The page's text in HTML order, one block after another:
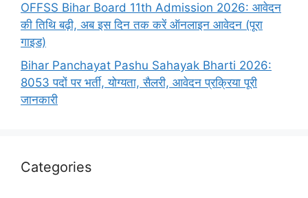
OFFSS Bihar Board 11th Admission 2026: आवेदन
की तिथि बढ़ी, अब इस दिन तक करें ऑनलाइन आवेदन (पूरा
गाइड)
Bihar Panchayat Pashu Sahayak Bharti 2026:
8053 पदों पर भर्ती, योग्यता, सैलरी, आवेदन प्रक्रिया पूरी
जानकारी
Categories